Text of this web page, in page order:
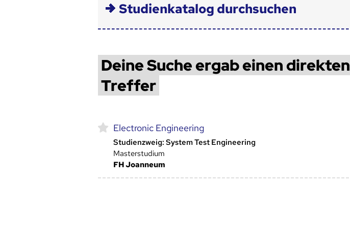
Studienkatalog durchsuchen
Deine Suche ergab einen direkten
Treffer
Electronic Engineering
Studienzweig: System Test Engineering
Masterstudium
FH Joanneum